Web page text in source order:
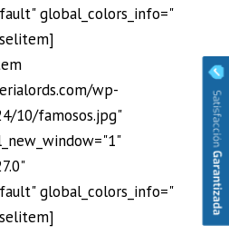
global_colors_info="
wp-
10/famosos.jpg"
global_colors_info="